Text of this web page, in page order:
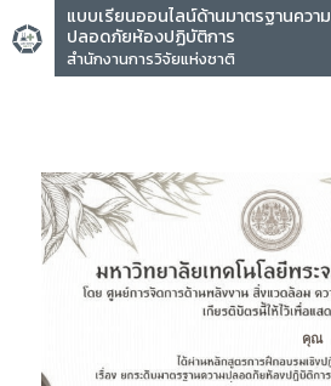
แบบเรียนออนไลน์ด้านมาตรฐานความ
ปลอดภัยห้องปฏิบัติการ
สำนักงานการวิจัยแห่งชาติ
คุณ